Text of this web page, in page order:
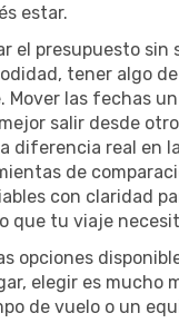
estar.
el presupuesto sin
tener algo
Mover las fechas
salir desde
diferencia real en
de
con claridad
que tu viaje
opciones
elegir es mucho
de vuelo o un